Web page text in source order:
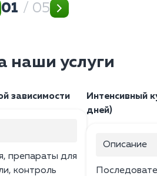
01 / 05
наши услуги
зависимости
препараты для
контроль
Интенсивный
дней)
Описание